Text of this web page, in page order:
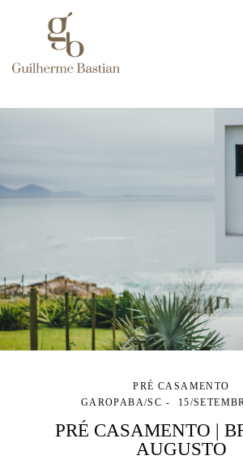
PRÉ CASAMENTO
GAROPABA/SC
15/
PRÉ CASAMENTO |
AUGUSTO